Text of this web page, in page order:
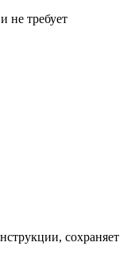
не требует
сохраняет